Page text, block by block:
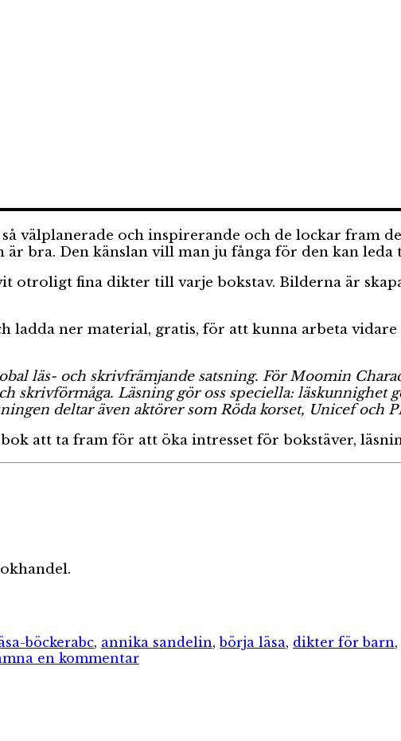
välplanerade och inspirerande och de lockar fram
är bra. Den känslan vill man ju fånga för den kan leda
fina dikter till varje bokstav. Bilderna är
ladda ner material, gratis, för att kunna arbeta vidare
läs- och skrivfrämjande satsning. För Moomin
skrivförmåga. Läsning gör oss speciella: läskunnighet
deltar även aktörer som Röda korset, Unicef och
att ta fram för att öka intresset för bokstäver,
böckerabc, annika sandelin,börja läsa, dikter för barn,
en kommentartill